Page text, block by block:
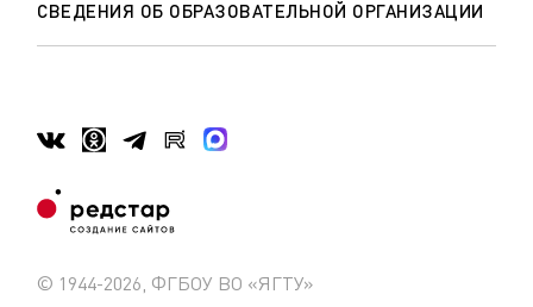
СВЕДЕНИЯ ОБ ОБРАЗОВАТЕЛЬНОЙ ОРГАНИЗАЦИИ
© 1944-2026, ФГБОУ ВО «ЯГТУ»